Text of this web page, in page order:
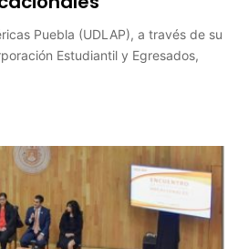
Puebla (UDLAP), a través de su
Estudiantil y Egresados,